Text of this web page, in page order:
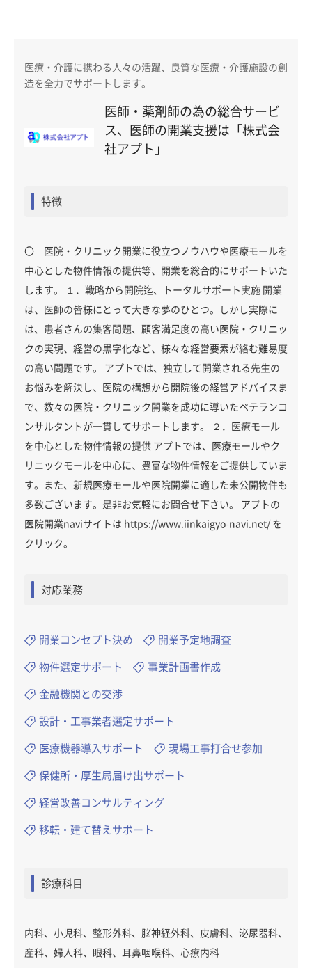
医療・介護に携わる人々の活躍、良質な医療・介護施設の創
造を全力でサポートします。
医師・薬剤師の為の総合サービ
ス、医師の開業支援は「株式会
社アプト」
特徴
〇 医院・クリニック開業に役立つノウハウや医療モールを
中心とした物件情報の提供等、開業を総合的にサポートいた
します。 １．戦略から開院迄、トータルサポート実施 開業
は、医師の皆様にとって大きな夢のひとつ。しかし実際に
は、患者さんの集客問題、顧客満足度の高い医院・クリニッ
クの実現、経営の黒字化など、様々な経営要素が絡む難易度
の高い問題です。 アプトでは、独立して開業される先生の
お悩みを解決し、医院の構想から開院後の経営アドバイスま
で、数々の医院・クリニック開業を成功に導いたベテランコ
ンサルタントが一貫してサポートします。 ２．医療モール
を中心とした物件情報の提供 アプトでは、医療モールやク
リニックモールを中心に、豊富な物件情報をご提供していま
す。また、新規医療モールや医院開業に適した未公開物件も
多数ございます。是非お気軽にお問合せ下さい。 アプトの
医院開業naviサイトは https://www.iinkaigyo-navi.net/ を
クリック。
対応業務
開業コンセプト決め 開業予定地調査
物件選定サポート 事業計画書作成
金融機関との交渉
設計・工事業者選定サポート
医療機器導入サポート 現場工事打合せ参加
保健所・厚生局届け出サポート
経営改善コンサルティング
移転・建て替えサポート
診療科目
内科、小児科、整形外科、脳神経外科、皮膚科、泌尿器科、
産科、婦人科、眼科、耳鼻咽喉科、心療内科